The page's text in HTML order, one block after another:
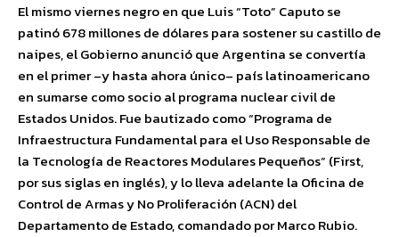
El mismo viernes negro en que Luis “Toto” Caputo se
patinó 678 millones de dólares para sostener su castillo de
naipes, el Gobierno anunció que Argentina se convertía
en el primer –y hasta ahora único– país latinoamericano
en sumarse como socio al programa nuclear civil de
Estados Unidos. Fue bautizado como “Programa de
Infraestructura Fundamental para el Uso Responsable de
la Tecnología de Reactores Modulares Pequeños” (First,
por sus siglas en inglés), y lo lleva adelante la Oficina de
Control de Armas y No Proliferación (ACN) del
Departamento de Estado, comandado por Marco Rubio.